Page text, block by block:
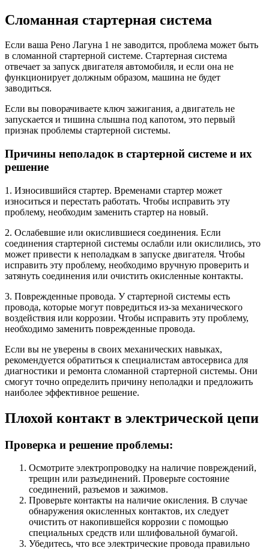
Сломанная стартерная система
Если ваша Рено Лагуна 1 не заводится, проблема может быть
в сломанной стартерной системе. Стартерная система
отвечает за запуск двигателя автомобиля, и если она не
функционирует должным образом, машина не будет
заводиться.
Если вы поворачиваете ключ зажигания, а двигатель не
запускается и тишина слышна под капотом, это первый
признак проблемы стартерной системы.
Причины неполадок в стартерной системе и их
решение
1. Износившийся стартер. Временами стартер может
износиться и перестать работать. Чтобы исправить эту
проблему, необходим заменить стартер на новый.
2. Ослабевшие или окислившиеся соединения. Если
соединения стартерной системы ослабли или окислились, это
может привести к неполадкам в запуске двигателя. Чтобы
исправить эту проблему, необходимо вручную проверить и
затянуть соединения или очистить окисленные контакты.
3. Поврежденные провода. У стартерной системы есть
провода, которые могут повредиться из-за механического
воздействия или коррозии. Чтобы исправить эту проблему,
необходимо заменить поврежденные провода.
Если вы не уверены в своих механических навыках,
рекомендуется обратиться к специалистам автосервиса для
диагностики и ремонта сломанной стартерной системы. Они
смогут точно определить причину неполадки и предложить
наиболее эффективное решение.
Плохой контакт в электрической цепи
Проверка и решение проблемы:
Осмотрите электропроводку на наличие повреждений,
трещин или разъединений. Проверьте состояние
соединений, разъемов и зажимов.
Проверьте контакты на наличие окисления. В случае
обнаружения окисленных контактов, их следует
очистить от накопившейся коррозии с помощью
специальных средств или шлифовальной бумагой.
Убедитесь, что все электрические провода правильно